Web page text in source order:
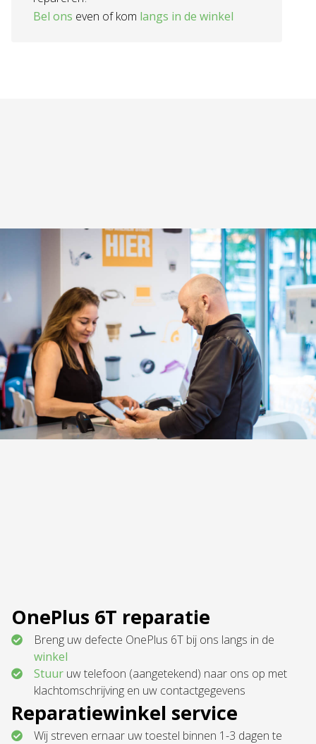
Bel ons even of kom langs in de winkel
OnePlus 6T reparatie
Breng uw defecte OnePlus 6T bij ons langs in de
winkel
Stuur uw telefoon (aangetekend) naar ons op met
klachtomschrijving en uw contactgegevens
Reparatiewinkel service
Wij streven ernaar uw toestel binnen 1-3 dagen te